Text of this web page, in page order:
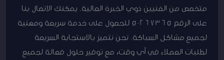
متخصص من الفنيين ذوي الخبرة العالية. يمكنك الاتصال بنا
على الرقم 50267365 للحصول على خدمة سريعة ومهنية
لجميع مشاكل السباكة. نحن نتميز بالاستجابة السريعة
لطلبات العملاء في أي وقت، مع توفير حلول فعالة لجميع